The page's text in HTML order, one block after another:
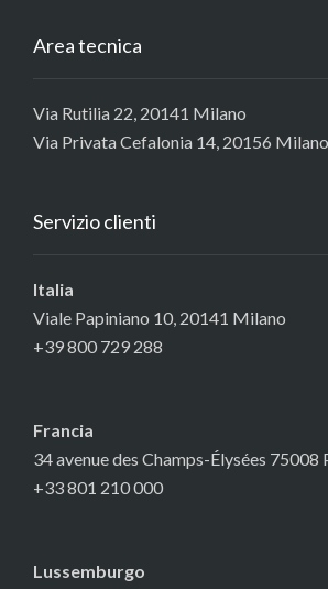
Area tecnica
Via Rutilia 22, 20141 Milano
Via Privata Cefalonia 14, 20156 Milano
Servizio clienti
Italia
Viale Papiniano 10, 20141 Milano
+39 800 729 288
Francia
34 avenue des Champs-Élysées 75008
+33 801 210 000
Lussemburgo